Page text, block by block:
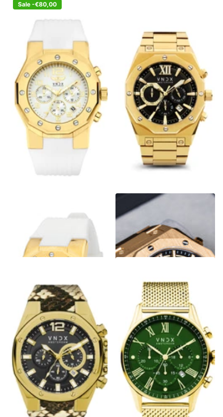
Sale -€80,00
€249,00
Wise Man Steel Goud Zwart
€369,00